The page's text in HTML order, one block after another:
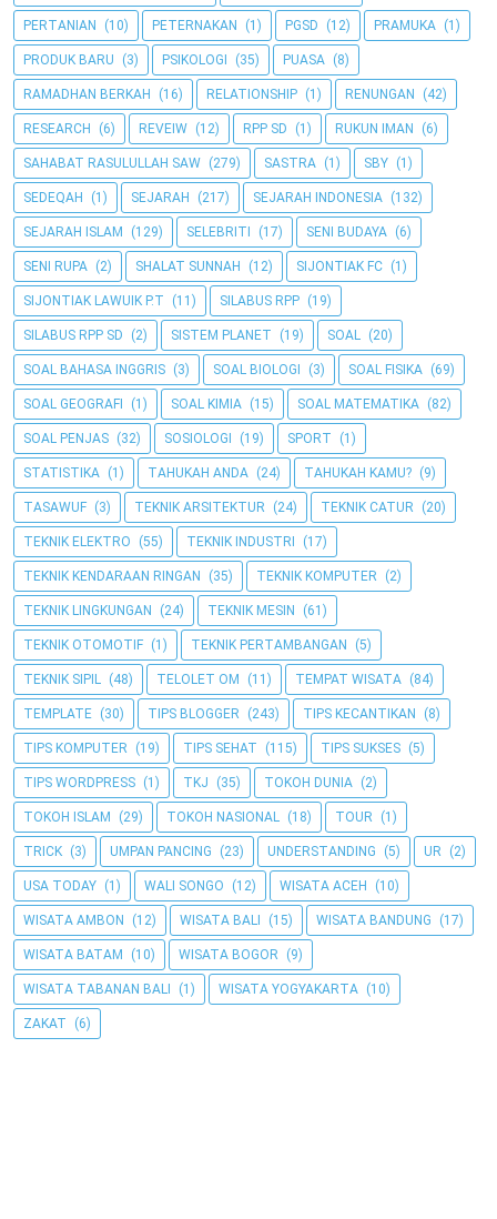
PERTANIAN (10) PETERNAKAN (1) PGSD (12) PRAMUKA (1)
PRODUK BARU (3) PSIKOLOGI (35) PUASA (8)
RAMADHAN BERKAH (16) RELATIONSHIP (1) RENUNGAN (42)
RESEARCH (6) REVEIW (12) RPP SD (1) RUKUN IMAN (6)
SAHABAT RASULULLAH SAW (279) SASTRA (1) SBY (1)
SEDEQAH (1) SEJARAH (217) SEJARAH INDONESIA (132)
SEJARAH ISLAM (129) SELEBRITI (17) SENI BUDAYA (6)
SENI RUPA (2) SHALAT SUNNAH (12) SIJONTIAK FC (1)
SIJONTIAK LAWUIK P.T (11) SILABUS RPP (19)
SILABUS RPP SD (2) SISTEM PLANET (19) SOAL (20)
SOAL BAHASA INGGRIS (3) SOAL BIOLOGI (3) SOAL FISIKA (69)
SOAL GEOGRAFI (1) SOAL KIMIA (15) SOAL MATEMATIKA (82)
SOAL PENJAS (32) SOSIOLOGI (19) SPORT (1)
STATISTIKA (1) TAHUKAH ANDA (24) TAHUKAH KAMU? (9)
TASAWUF (3) TEKNIK ARSITEKTUR (24) TEKNIK CATUR (20)
TEKNIK ELEKTRO (55) TEKNIK INDUSTRI (17)
TEKNIK KENDARAAN RINGAN (35) TEKNIK KOMPUTER (2)
TEKNIK LINGKUNGAN (24) TEKNIK MESIN (61)
TEKNIK OTOMOTIF (1) TEKNIK PERTAMBANGAN (5)
TEKNIK SIPIL (48) TELOLET OM (11) TEMPAT WISATA (84)
TEMPLATE (30) TIPS BLOGGER (243) TIPS KECANTIKAN (8)
TIPS KOMPUTER (19) TIPS SEHAT (115) TIPS SUKSES (5)
TIPS WORDPRESS (1) TKJ (35) TOKOH DUNIA (2)
TOKOH ISLAM (29) TOKOH NASIONAL (18) TOUR (1)
TRICK (3) UMPAN PANCING (23) UNDERSTANDING (5) UR (2)
USA TODAY (1) WALI SONGO (12) WISATA ACEH (10)
WISATA AMBON (12) WISATA BALI (15) WISATA BANDUNG (17)
WISATA BATAM (10) WISATA BOGOR (9)
WISATA TABANAN BALI (1) WISATA YOGYAKARTA (10)
ZAKAT (6)